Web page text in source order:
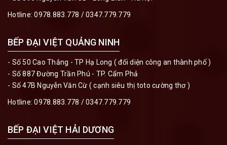
Hotline:0978.883.778 /0347.779.779
BẾP ĐẠI VIỆT QUẢNG NINH
- Số 50 Cao Thắng - TP Hạ Long ( đối diện công an thành phố )
- Số 887 Đường Trần Phú - TP. Cẩm Phả
- Số 47B Nguyễn Văn Cừ ( cạnh siêu thị toto cường thơ )
Hotline:0978.883.778 /0347.779.779
BẾP ĐẠI VIỆT HẢI DƯƠNG